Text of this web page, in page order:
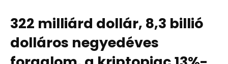
322 milliárd dollár, 8,3 billió
dolláros negyedéves